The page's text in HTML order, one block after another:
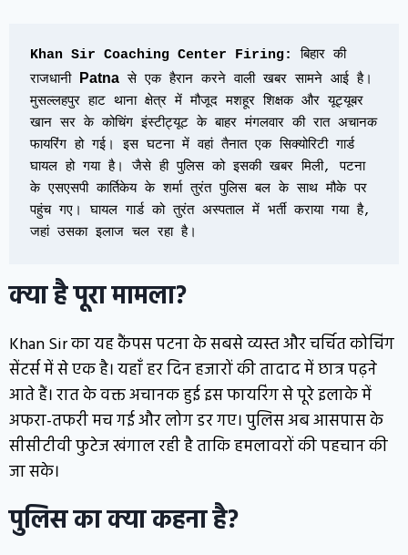
Khan Sir Coaching Center Firing:
बिहार की
राजधानी
Patna से एक हैरान करने वाली खबर सामने आई है।
मुसल्लहपुर हाट थाना क्षेत्र में मौजूद मशहूर शिक्षक और यूट्यूबर
खान सर के कोचिंग इंस्टीट्यूट के बाहर मंगलवार की रात अचानक
फायरिंग हो गई। इस घटना में वहां तैनात एक सिक्योरिटी गार्ड
घायल हो गया है। जैसे ही पुलिस को इसकी खबर मिली, पटना
के एसएसपी कार्तिकेय के शर्मा तुरंत पुलिस बल के साथ मौके पर
पहुंच गए। घायल गार्ड को तुरंत अस्पताल में भर्ती कराया गया है,
जहां उसका इलाज चल रहा है।
क्या है पूरा मामला?
Khan Sir का यह कैंपस पटना के सबसे व्यस्त और चर्चित कोचिंग
सेंटर्स में से एक है। यहाँ हर दिन हजारों की तादाद में छात्र पढ़ने
आते हैं। रात के वक्त अचानक हुई इस फायरिंग से पूरे इलाके में
अफरा-तफरी मच गई और लोग डर गए। पुलिस अब आसपास के
सीसीटीवी फुटेज खंगाल रही है ताकि हमलावरों की पहचान की
जा सके।
पुलिस का क्या कहना है?